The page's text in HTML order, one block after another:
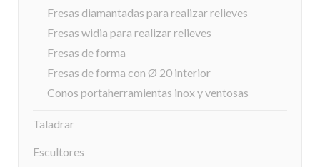
Fresas diamantadas para realizar relieves
Fresas widia para realizar relieves
Fresas de forma
Fresas de forma con Ø 20 interior
Conos portaherramientas inox y ventosas
Taladrar
Escultores